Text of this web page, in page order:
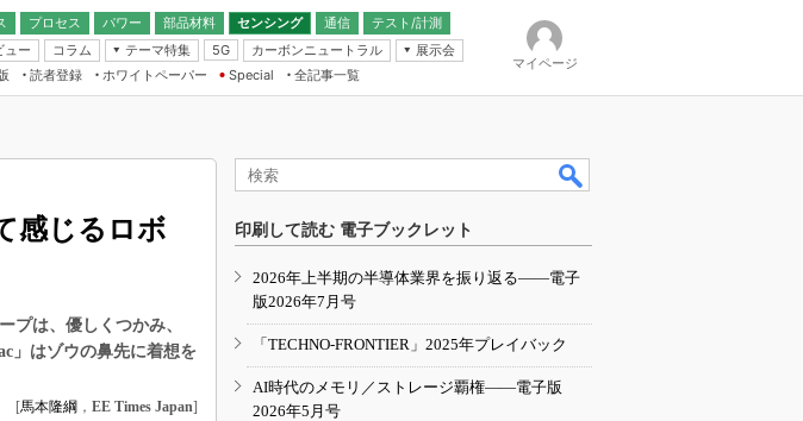
プロセス パワー 部品材料 センシング
通信
無線
テスト/計測
ュー コラム
テーマ特集
）
）
5G カーボンニュートラル
展示会
IoT・エッジコンピューティング
EXPO
TECHNO-FRONTIER
人とくるま展
読者登録 ホワイトペーパー
Special
全記事一覧
マイページ
感じるロボ
プは、優しくつかみ、
」はゾウの鼻先に着想を
[馬本隆綱 ， EE Times Japan]
印刷して読む 電子ブックレット
2026年上半期の半導体業界を振り返る――電子
版2026年7月号
「TECHNO-FRONTIER」2025年プレイバック
AI時代のメモリ／ストレージ覇権――電子版
2026年5月号